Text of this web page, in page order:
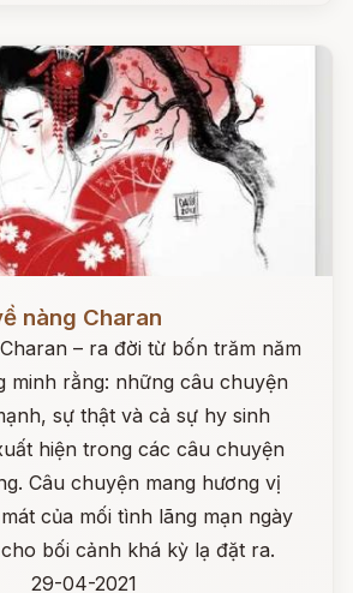
nàng Charan
– ra đời từ bốn trăm năm
minh rằng: những câu chuyện
sự thật và cả sự hy sinh
hiện trong các câu chuyện
Câu chuyện mang hương vị
của mối tình lãng mạn ngày
bối cảnh khá kỳ lạ đặt ra.
29-04-2021